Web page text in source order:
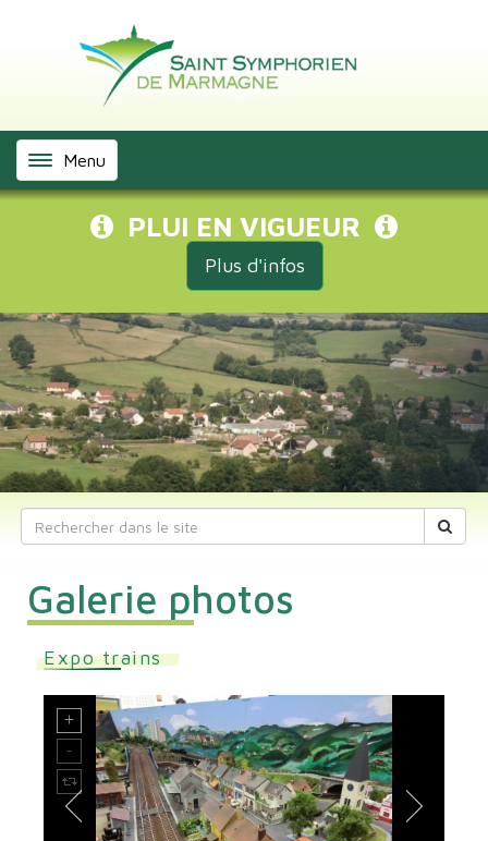
Menu
PLUI EN VIGUEUR
Plus d'infos
Galerie photos
Expo trains